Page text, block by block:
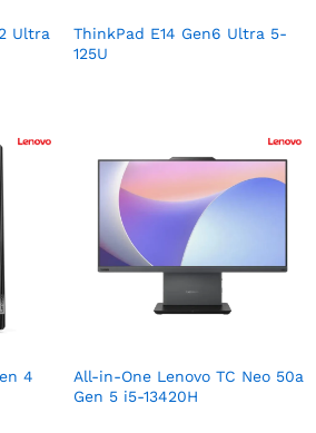
Ultra
ThinkPad E14 Gen6 Ultra 5-
125U
4
All-in-One Lenovo TC Neo 50a
Gen 5 i5-13420H